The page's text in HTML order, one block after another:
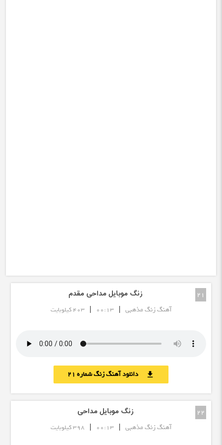
21 زنگ موبایل مداحی مقدم
آهنگ زنگ مذهبی |
00:13
| 403 کیلوبایت
download دانلود آهنگ زنگ شماره 21
22 زنگ موبایل مداحی
آهنگ زنگ مذهبی |
00:13
| 398 کیلوبایت